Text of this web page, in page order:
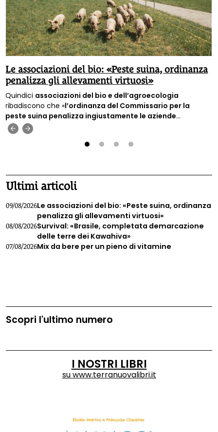
Le associazioni del bio: «Peste suina, ordinanza
penalizza gli allevamenti virtuosi»
Quindici associazioni del bio e dell’agroecologia
ribadiscono che «l’ordinanza del Commissario per la
peste suina penalizza ingiustamente le aziende
estensive
rispetto delle loro esigenze e dell’ambiente.
Ultimi articoli
09/08/2026Le associazioni del bio: «Peste suina, ordinanza
penalizza gli allevamenti virtuosi»
08/08/2026Survival: «Brasile, completata demarcazione
delle terre dei Kawahiva»
07/08/2026Mix da bere per un pieno di vitamine
Scopri l'ultimo numero
I NOSTRI LIBRI
suwww.terranuovalibri.it